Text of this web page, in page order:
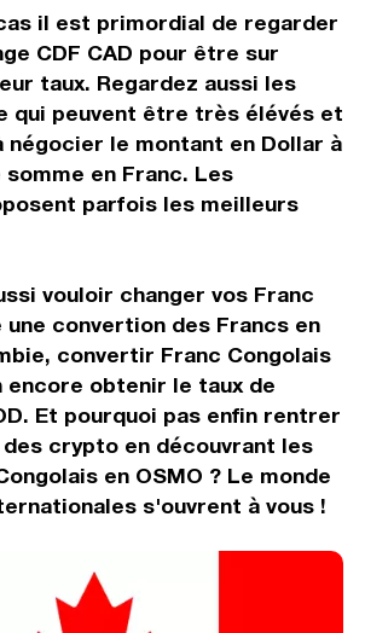
il est primordial de regarder
CDF CAD pour être sur
taux. Regardez aussi les
qui peuvent être très élévés et
négocier le montant en Dollar à
en Franc. Les
parfois les meilleurs
vouloir changer vos Franc
une convertion des Francs en
convertir Franc Congolais
encore obtenir le taux de
Et pourquoi pas enfin rentrer
des crypto en découvrant les
en OSMO ? Le monde
s'ouvrent à vous !